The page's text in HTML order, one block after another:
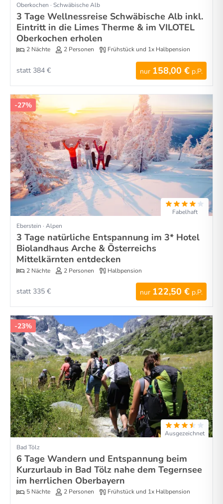
Oberkochen · Schwäbische Alb
3 Tage Wellnessreise Schwäbische Alb inkl.
Eintritt in die Limes Therme & im VILOTEL
Oberkochen erholen
2 Nächte 2 Personen Frühstück und 1x Halbpension
nur 158,00 € p.P.
statt 384 €
-27%
Fabelhaft
Eberstein · Alpen
3 Tage natürliche Entspannung im 3* Hotel
Biolandhaus Arche & Österreichs
Mittelkärnten entdecken
2 Nächte 2 Personen Halbpension
nur 122,50 € p.P.
statt 335 €
-23%
Ausgezeichnet
Bad Tölz
6 Tage Wandern und Entspannung beim
Kurzurlaub in Bad Tölz nahe dem Tegernsee
im herrlichen Oberbayern
5 Nächte 2 Personen Frühstück und 1x Halbpension